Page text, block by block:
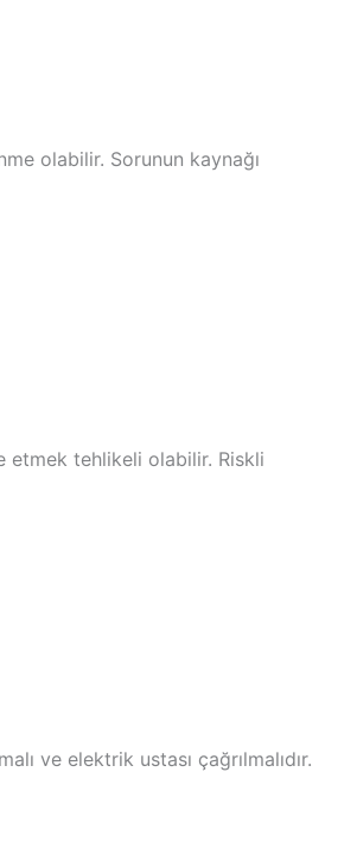
olabilir. Sorunun kaynağı
etmek tehlikeli olabilir. Riskli
ve elektrik ustası çağrılmalıdır.